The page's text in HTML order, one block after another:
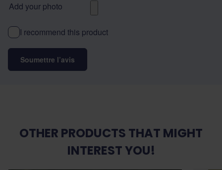
Add your photo
I recommend this product
Soumettre l’avis
OTHER PRODUCTS THAT MIGHT
INTEREST YOU!